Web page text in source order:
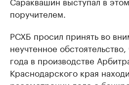
поручителем.
РСХБ просил принять во
неучтенное
года в производстве
Краснодарского края